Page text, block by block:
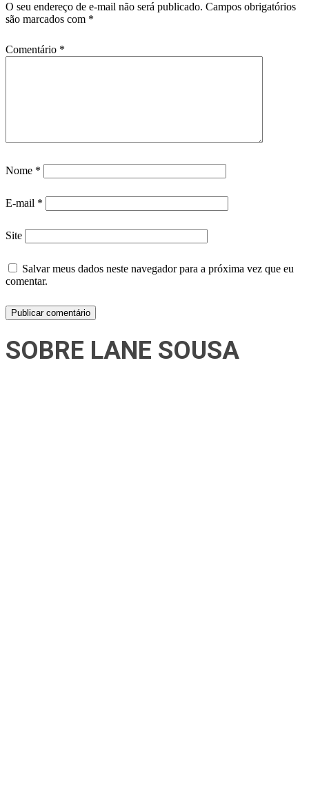
O seu endereço de e-mail não será publicado. Campos obrigatórios
são marcados com *
Comentário *
Nome *
E-mail *
Site
Salvar meus dados neste navegador para a próxima vez que eu
comentar.
SOBRE LANE SOUSA